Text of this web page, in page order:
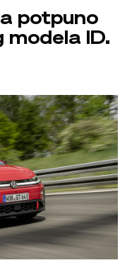
potpuno
ID.